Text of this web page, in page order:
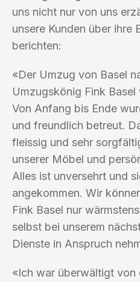
uns nicht nur von uns
unsere Kunden über ihre
berichten:
«Der Umzug von Basel
Umzugskönig Fink
Von Anfang bis Ende
und freundlich betreut.
fleissig und sehr
unserer Möbel und
Alles ist unversehrt und
angekommen. Wir
Fink Basel nur
selbst bei unserem
Dienste in Anspruch
«Ich war überwältigt von